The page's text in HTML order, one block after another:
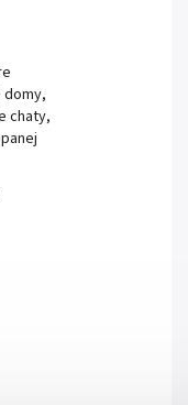
domy,
chaty,